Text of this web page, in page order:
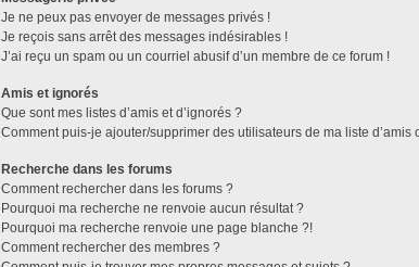
Je ne peux pas envoyer de messages privés !
Je reçois sans arrêt des messages indésirables !
J’ai reçu un spam ou un courriel abusif d’un membre de ce forum !
Amis et ignorés
Que sont mes listes d’amis et d’ignorés ?
Comment puis-je ajouter/supprimer des utilisateurs de ma liste d’amis
Recherche dans les forums
Comment rechercher dans les forums ?
Pourquoi ma recherche ne renvoie aucun résultat ?
Pourquoi ma recherche renvoie une page blanche ?!
Comment rechercher des membres ?